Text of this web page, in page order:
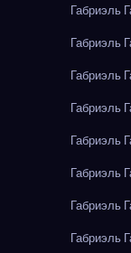
Габриэль
Габриэль
Габриэль
Габриэль
Габриэль
Габриэль
Габриэль
Габриэль